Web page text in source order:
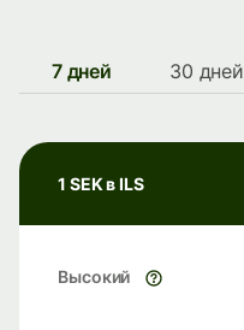
7 дней 30 дней
1 SEK в ILS
Высокий